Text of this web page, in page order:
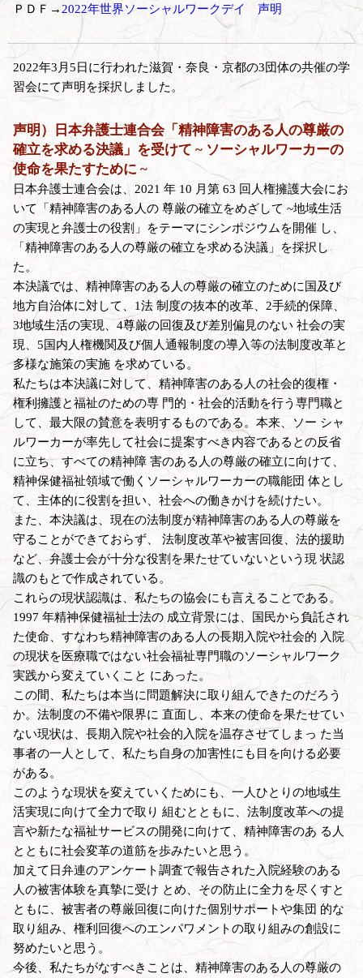
ＰＤＦ→ 2022年世界ソーシャルワークデイ 声明
2022年3月5日に行われた滋賀・奈良・京都の3団体の共催の学
習会にて声明を採択しました。
声明）日本弁護士連合会「精神障害のある人の尊厳の
確立を求める決議」を受けて ~ ソーシャルワーカーの
使命を果たすために ~
日本弁護士連合会は、2021 年 10 月第 63 回人権擁護大会にお
いて「精神障害のある人の 尊厳の確立をめざして ~地域生活
の実現と弁護士の役割」をテーマにシンポジウムを開催 し、
「精神障害のある人の尊厳の確立を求める決議」を採択し
た。
本決議では、精神障害のある人の尊厳の確立のために国及び
地方自治体に対して、1法 制度の抜本的改革、2手続的保障、
3地域生活の実現、4尊厳の回復及び差別偏見のない 社会の実
現、5国内人権機関及び個人通報制度の導入等の法制度改革と
多様な施策の実施 を求めている。
私たちは本決議に対して、精神障害のある人の社会的復権・
権利擁護と福祉のための専 門的・社会的活動を行う専門職と
して、最大限の賛意を表明するものである。本来、ソー シャ
ルワーカーが率先して社会に提案すべき内容であるとの反省
に立ち、すべての精神障 害のある人の尊厳の確立に向けて、
精神保健福祉領域で働くソーシャルワーカーの職能団 体とし
て、主体的に役割を担い、社会への働きかけを続けたい。
また、本決議は、現在の法制度が精神障害のある人の尊厳を
守ることができておらず、 法制度改革や被害回復、法的援助
など、弁護士会が十分な役割を果たせていないという現 状認
識のもとで作成されている。
これらの現状認識は、私たちの協会にも言えることである。
1997 年精神保健福祉士法の 成立背景には、国民から負託され
た使命、すなわち精神障害のある人の長期入院や社会的 入院
の現状を医療職ではない社会福祉専門職のソーシャルワーク
実践から変えていくこと にあった。
この間、私たちは本当に問題解決に取り組んできたのだろう
か。法制度の不備や限界に 直面し、本来の使命を果たせてい
ない現状は、長期入院や社会的入院を温存させてしまっ た当
事者の一人として、私たち自身の加害性にも目を向ける必要
がある。
このような現状を変えていくためにも、一人ひとりの地域生
活実現に向けて全力で取り 組むとともに、法制度改革への提
言や新たな福祉サービスの開発に向けて、精神障害のあ る人
とともに社会変革の道筋を歩みたいと思う。
加えて日弁連のアンケート調査で報告された入院経験のある
人の被害体験を真摯に受け とめ、その防止に全力を尽くすと
ともに、被害者の尊厳回復に向けた個別サポートや集団 的な
取り組み、権利回復へのエンパワメントの取り組みの創設に
努めたいと思う。
今後、私たちがなすべきことは、精神障害のある人の尊厳の